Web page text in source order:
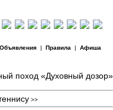
Объявления| Правила | Афиша
поход «Духовный дозор»
>>